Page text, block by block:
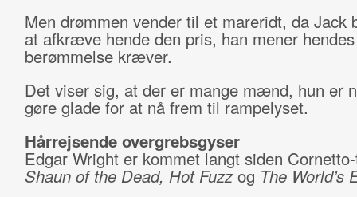
Men drømmen vender til et mareridt, da Jack
at afkræve hende den pris, han mener hendes
berømmelse kræver.
Det viser sig, at der er mange mænd, hun er
gøre glade for at nå frem til rampelyset.
Hårrejsende overgrebsgyser
Edgar Wright er kommet langt siden
Shaun of the Dead, Hot Fuzzog The World’s